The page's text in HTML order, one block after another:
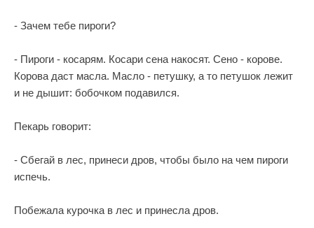
- Зачем тебе пироги?
- Пироги - косарям. Косари сена накосят. Сено - корове.
Корова даст масла. Масло - петушку, а то петушок лежит
и не дышит: бобочком подавился.
Пекарь говорит:
- Сбегай в лес, принеси дров, чтобы было на чем пироги
испечь.
Побежала курочка в лес и принесла дров.